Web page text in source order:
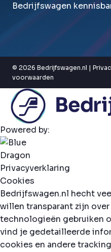
Bedrijfswagen
© 2026 Bedrijfswagen.nl |
voorwaarden
Powered by:
Privacyverklaring
Cookies
Bedrijfswagen.nl hecht
willen transparant zijn
technologieën gebruiken
vind je gedetailleerde
cookies en andere